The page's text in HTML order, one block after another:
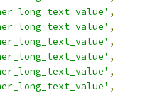
,
,
,
,
,
,